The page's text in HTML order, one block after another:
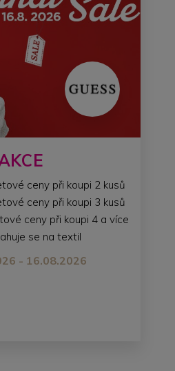
ceny při koupi 2 kusů
ceny při koupi 3 kusů
ceny při koupi 4 a více
vztahuje se na textil
- 16.08.2026